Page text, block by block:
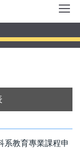
系教育專業課程申